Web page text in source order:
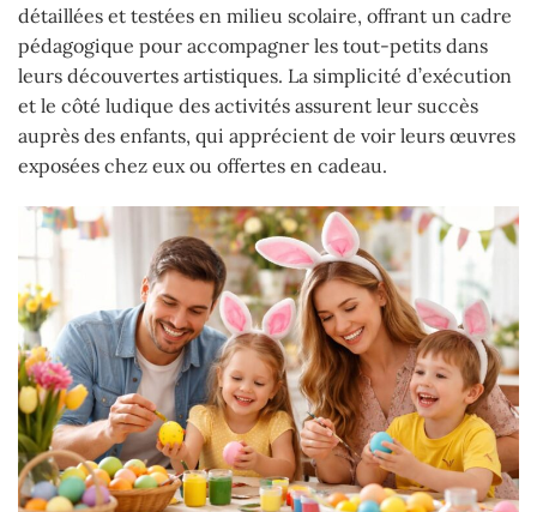
détaillées et testées en milieu scolaire, offrant un cadre
pédagogique pour accompagner les tout-petits dans
leurs découvertes artistiques. La simplicité d’exécution
et le côté ludique des activités assurent leur succès
auprès des enfants, qui apprécient de voir leurs œuvres
exposées chez eux ou offertes en cadeau.